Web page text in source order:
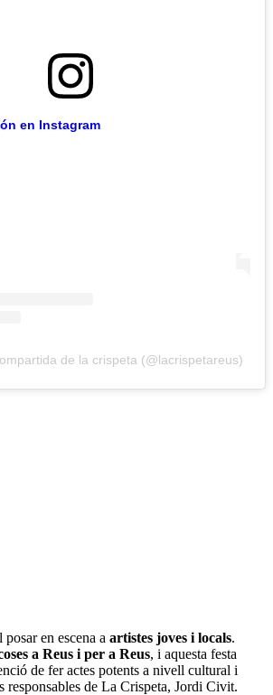
en Instagram
de la crispeta (@lacrispetareus)
en escena a artistes joves i locals.
a Reus i per a Reus, i aquesta festa
de fer actes potents a nivell cultural i
responsables de La Crispeta, Jordi Civit.